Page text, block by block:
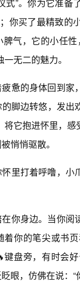
；你买了最精致
气，它的小任
无二的魅力。
惫的身体回到家
脚边转悠，发出
将它抱进怀里，
悄悄驱散。
里打着呼噜，
你身边。当你
着你的笔尖或书
键盘旁，有时会
眼，仿佛在说：